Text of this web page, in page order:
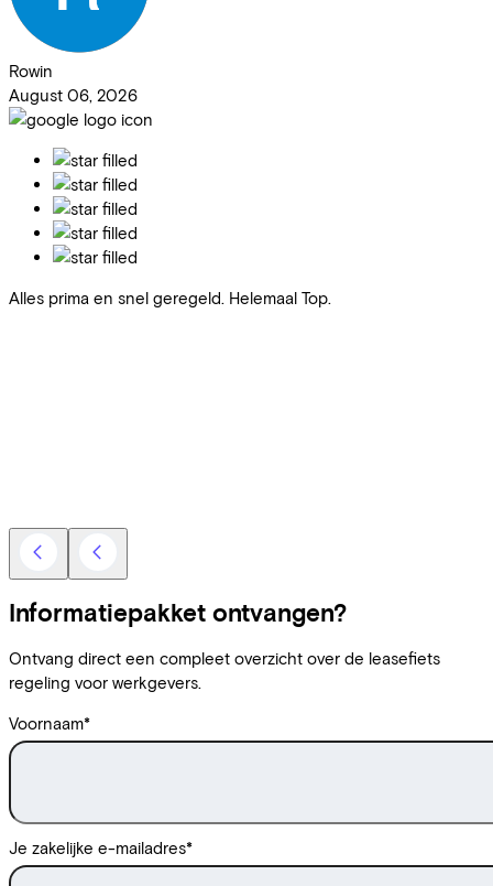
Rowin
August 06, 2026
Alles prima en snel geregeld. Helemaal Top.
Informatiepakket ontvangen?
Ontvang direct een compleet overzicht over de leasefiets
regeling voor werkgevers.
Voornaam*
Je zakelijke e-mailadres*